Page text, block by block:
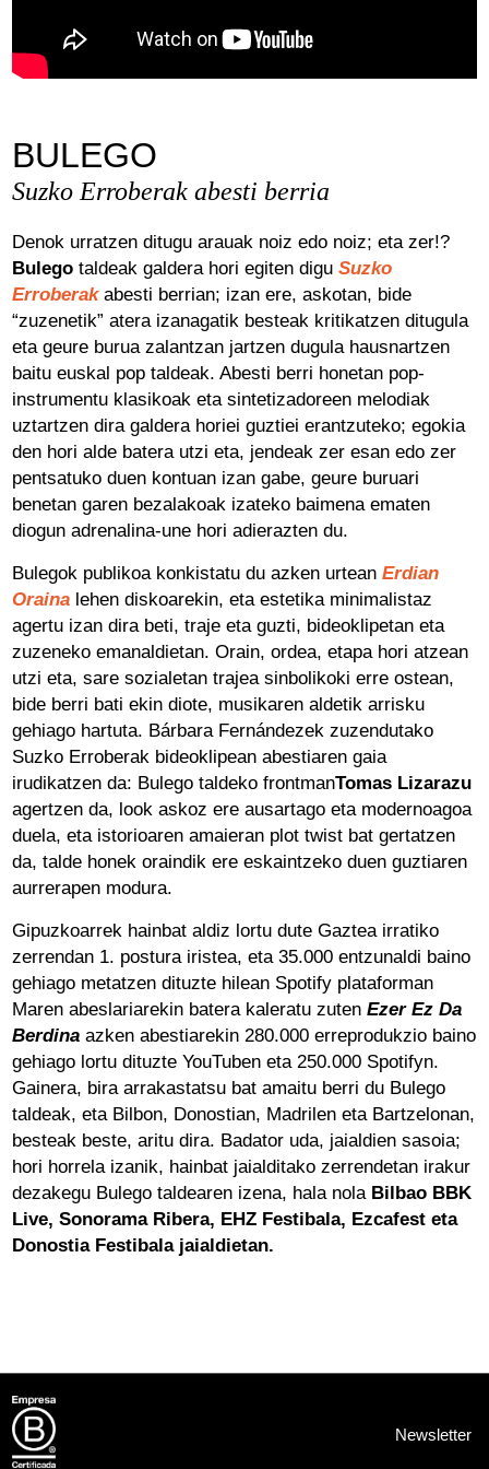
BULEGO
Suzko Erroberak abesti berria
Denok urratzen ditugu arauak noiz edo noiz; eta zer!?
Bulego taldeak galdera hori egiten diguSuzko
Erroberakabesti berrian; izan ere, askotan, bide
“zuzenetik” atera izanagatik besteak kritikatzen ditugula
eta geure burua zalantzan jartzen dugula hausnartzen
baitu euskal pop taldeak. Abesti berri honetan pop-
instrumentu klasikoak eta sintetizadoreen melodiak
uztartzen dira galdera horiei guztiei erantzuteko; egokia
den hori alde batera utzi eta, jendeak zer esan edo zer
pentsatuko duen kontuan izan gabe, geure buruari
benetan garen bezalakoak izateko baimena ematen
diogun adrenalina-une hori adierazten du.
Bulegok publikoa konkistatu du azken urteanErdian
Oraina lehen diskoarekin, eta estetika minimalistaz
agertu izan dira beti, traje eta guzti, bideoklipetan eta
zuzeneko emanaldietan. Orain, ordea, etapa hori atzean
utzi eta, sare sozialetan trajea sinbolikoki erre ostean,
bide berri bati ekin diote, musikaren aldetik arrisku
gehiago hartuta. Bárbara Fernándezek zuzendutako
Suzko Erroberak bideoklipean abestiaren gaia
irudikatzen da: Bulego taldeko frontmanTomas Lizarazu
agertzen da, look askoz ere ausartago eta modernoagoa
duela, eta istorioaren amaieran plot twist bat gertatzen
da, talde honek oraindik ere eskaintzeko duen guztiaren
aurrerapen modura.
Gipuzkoarrek hainbat aldiz lortu dute Gaztea irratiko
zerrendan 1. postura iristea, eta 35.000 entzunaldi baino
gehiago metatzen dituzte hilean Spotify plataforman
Maren abeslariarekin batera kaleratu zutenEzer Ez Da
Berdina azken abestiarekin 280.000 erreprodukzio baino
gehiago lortu dituzte YouTuben eta 250.000 Spotifyn.
Gainera, bira arrakastatsu bat amaitu berri du Bulego
taldeak, eta Bilbon, Donostian, Madrilen eta Bartzelonan,
besteak beste, aritu dira. Badator uda, jaialdien sasoia;
hori horrela izanik, hainbat jaialditako zerrendetan irakur
dezakegu Bulego taldearen izena, hala nola Bilbao BBK
Live, Sonorama Ribera, EHZ Festibala, Ezcafest eta
Donostia Festibala jaialdietan.
Newsletter